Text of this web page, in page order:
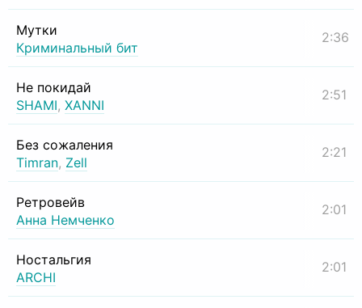
Мутки
Криминальный бит
2:36
Не покидай
SHAMI, XANNI
2:51
Без сожаления
Timran, Zell
2:21
Ретровейв
Анна Немченко
2:01
Ностальгия
ARCHI
2:01